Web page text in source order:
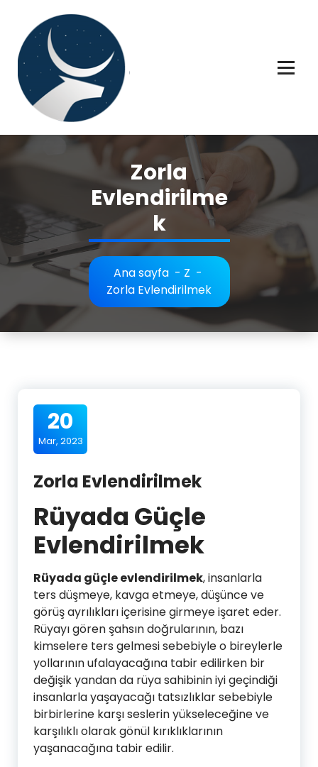
Zorla
Evlendirilme
k
Ana sayfa- Z -
Zorla Evlendirilmek
20
Mar, 2023
Zorla Evlendirilmek
Rüyada Güçle
Evlendirilmek
Rüyada güçle evlendirilmek, insanlarla
ters düşmeye, kavga etmeye, düşünce ve
görüş ayrılıkları içerisine girmeye işaret eder.
Rüyayı gören şahsın doğrularının, bazı
kimselere ters gelmesi sebebiyle o bireylerle
yollarının ufalayacağına tabir edilirken bir
değişik yandan da rüya sahibinin iyi geçindiği
insanlarla yaşayacağı tatsızlıklar sebebiyle
birbirlerine karşı seslerin yükseleceğine ve
karşılıklı olarak gönül kırıklıklarının
yaşanacağına tabir edilir.